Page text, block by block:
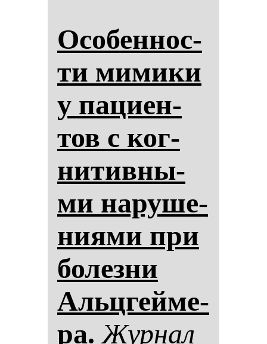
Осо­бен­нос­
ти ми­ми­ки
у па­ци­ен­
тов с ког­
ни­тив­ны­
ми на­ру­ше­
ни­ями при
бо­лез­ни
Альцгей­ме­
ра. Жур­нал